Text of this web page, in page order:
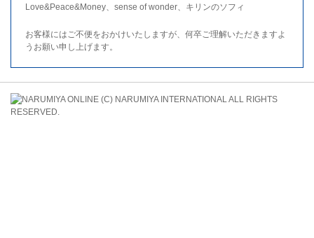
Love&Peace&Money、sense of wonder、キリンのソフィ
お客様にはご不便をおかけいたしますが、何卒ご理解いただきますよ
うお願い申し上げます。